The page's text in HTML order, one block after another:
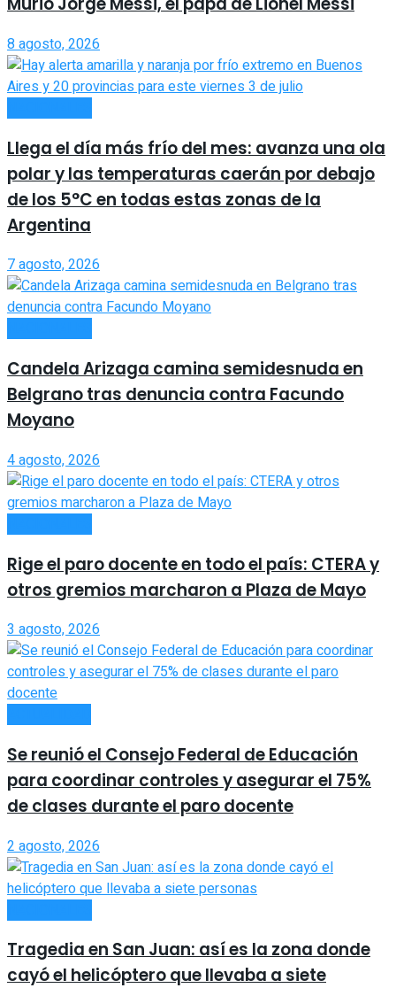
8 agosto, 2026
Llega el día más frío del mes: avanza una ola
polar y las temperaturas caerán por debajo
de los 5°C en todas estas zonas de la
Argentina
7 agosto, 2026
Candela Arizaga camina semidesnuda en
Belgrano tras denuncia contra Facundo
Moyano
4 agosto, 2026
Rige el paro docente en todo el país: CTERA y
otros gremios marcharon a Plaza de Mayo
3 agosto, 2026
Se reunió el Consejo Federal de Educación
para coordinar controles y asegurar el 75%
de clases durante el paro docente
2 agosto, 2026
Tragedia en San Juan: así es la zona donde
cayó el helicóptero que llevaba a siete